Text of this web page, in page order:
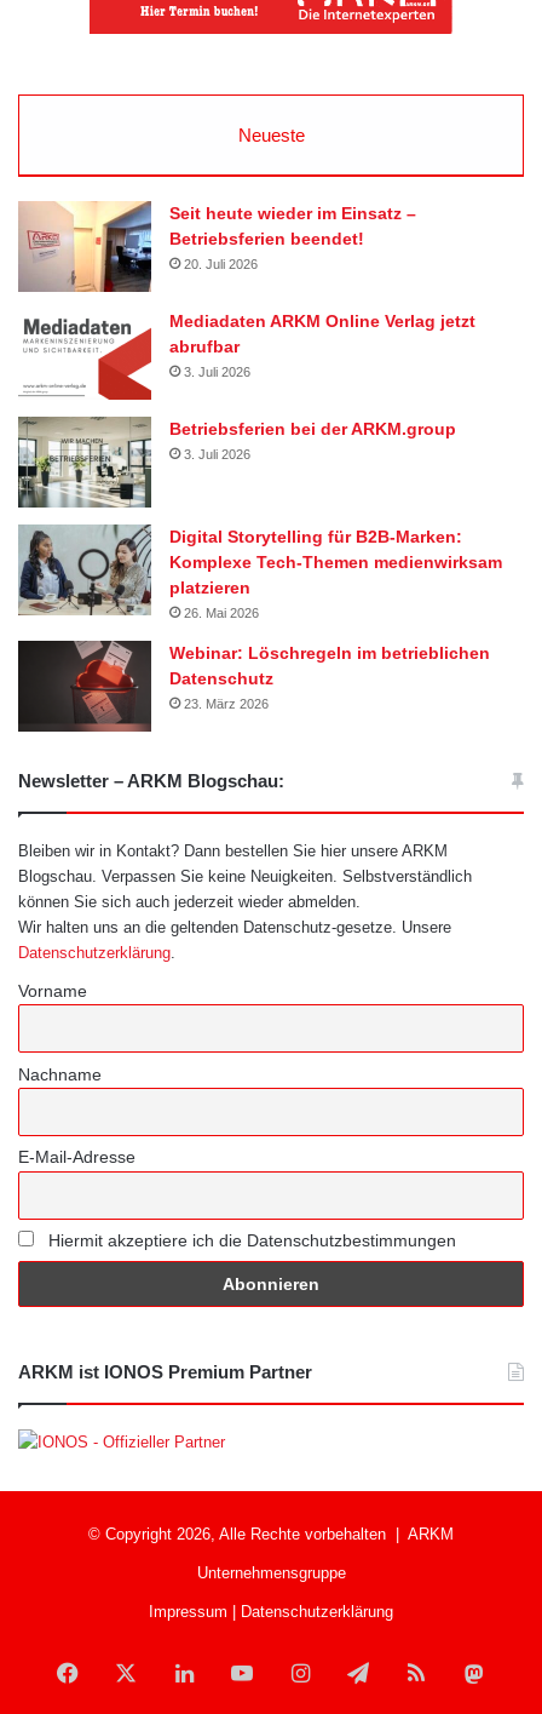
Neueste
Seit heute wieder im Einsatz –
Betriebsferien beendet!
20. Juli 2026
Mediadaten ARKM Online Verlag jetzt
abrufbar
3. Juli 2026
Betriebsferien bei der ARKM.group
3. Juli 2026
Digital Storytelling für B2B-Marken:
Komplexe Tech-Themen medienwirksam
platzieren
26. Mai 2026
Webinar: Löschregeln im betrieblichen
Datenschutz
23. März 2026
Newsletter – ARKM Blogschau:
Bleiben wir in Kontakt? Dann bestellen Sie hier unsere ARKM
Blogschau. Verpassen Sie keine Neuigkeiten. Selbstverständlich
können Sie sich auch jederzeit wieder abmelden.
Wir halten uns an die geltenden Datenschutz-gesetze. Unsere
Datenschutzerklärung
Vorname
Nachname
E-Mail-Adresse
Hiermit akzeptiere ich die Datenschutzbestimmungen
ARKM ist IONOS Premium Partner
© Copyright 2026, Alle Rechte vorbehalten | ARKM
Unternehmensgruppe
Impressum Datenschutzerklärung
Facebook LinkedInYouTubeInstagramTelegramRSS